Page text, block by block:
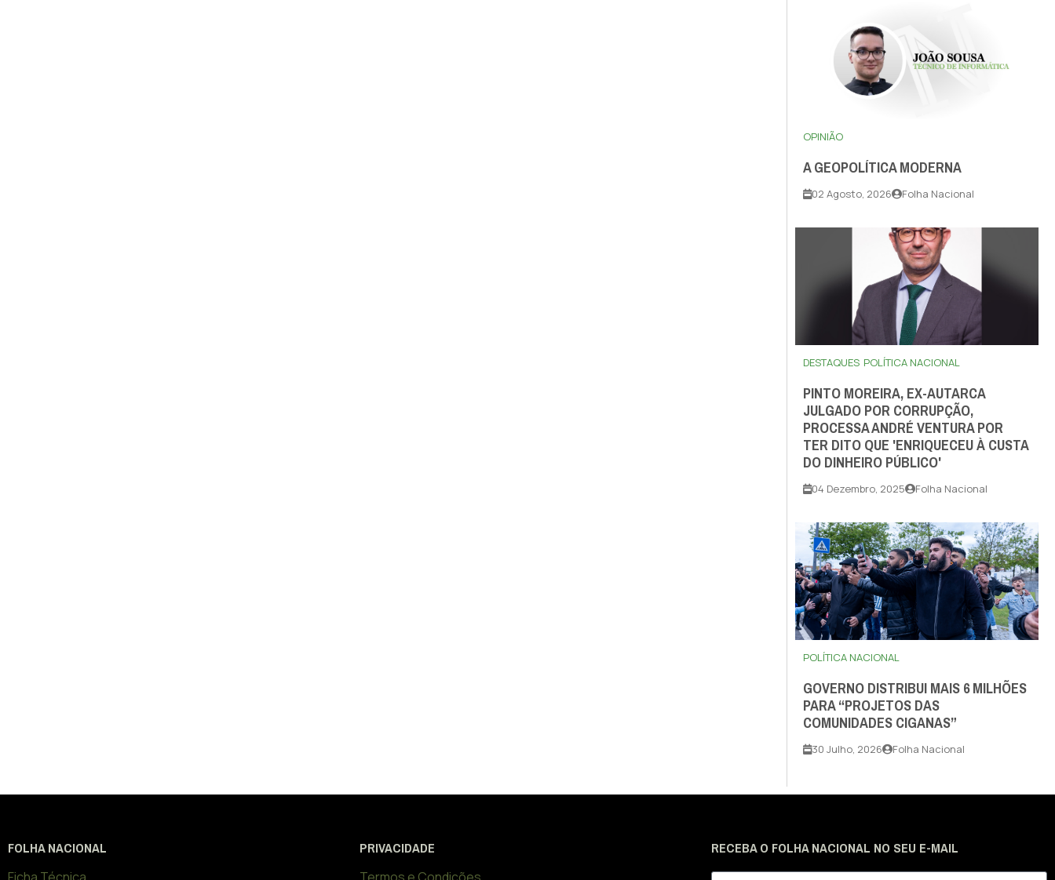
OPINIÃO
A GEOPOLÍTICA MODERNA
02 Agosto, 2026 Folha Nacional
DESTAQUES POLÍTICA NACIONAL
PINTO MOREIRA, EX-AUTARCA
JULGADO POR CORRUPÇÃO,
PROCESSA ANDRÉ VENTURA POR
TER DITO QUE 'ENRIQUECEU À CUSTA
DO DINHEIRO PÚBLICO'
04 Dezembro, 2025 Folha Nacional
POLÍTICA NACIONAL
GOVERNO DISTRIBUI MAIS 6 MILHÕES
PARA “PROJETOS DAS
COMUNIDADES CIGANAS”
30 Julho, 2026 Folha Nacional
FOLHA NACIONAL PRIVACIDADE RECEBA O FOLHA NACIONAL NO SEU E-MAIL